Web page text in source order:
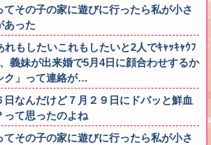
その子の家に遊びに行ったら私が小さ
あった
れもしたいこれもしたいと2人でｷｬｯｷｬｳﾌ
義妹が出来婚で5月4日に顔合わせするか
ク」って連絡が…
なんだけど７月２９日にドバッと鮮血
って思ったのよね
その子の家に遊びに行ったら私が小さ